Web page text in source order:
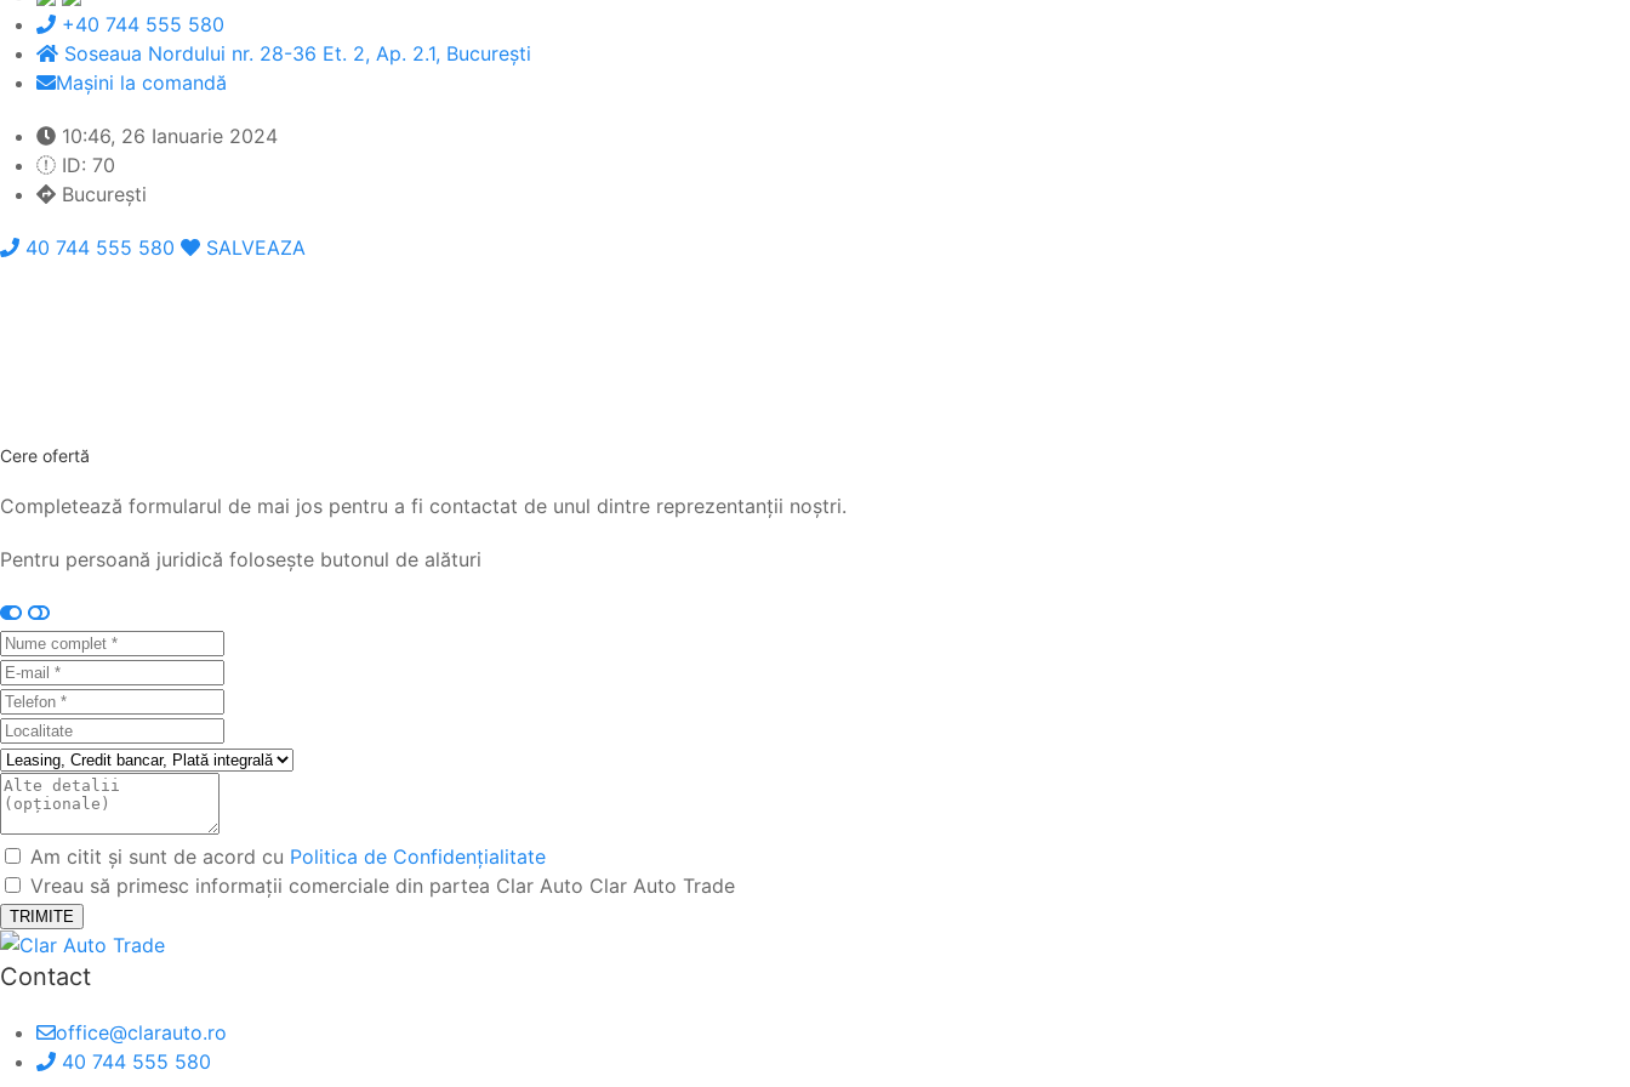
+40 744 555 580
Soseaua Nordului nr. 28-36 Et. 2, Ap. 2.1, București
Mașini la comandă
10:46, 26 Ianuarie 2024
ID: 70
București
40 744 555 580 SALVEAZA
Cere ofertă
Completează formularul de mai jos pentru a fi contactat de unul dintre reprezentanții noștri.
Pentru persoană juridică folosește butonul de alături
Am citit și sunt de acord cu Politica de Confidențialitate
Vreau să primesc informații comerciale din partea Clar Auto Clar Auto Trade
TRIMITE
Contact
office@clarauto.ro
40 744 555 580